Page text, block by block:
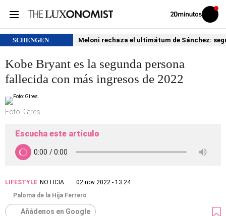
Volver
Iniciar
sesión
SCHENGEN Meloni rechaza el ultimátum de Sánchez:
Kobe Bryant es la segunda persona
fallecida con más ingresos de 2022
Foto: Gtres.
Escucha este artículo
LIFESTYLE NOTICIA
02 nov 2022 - 13:24
Paloma de la Hija Ferrero
Añádenos en Google